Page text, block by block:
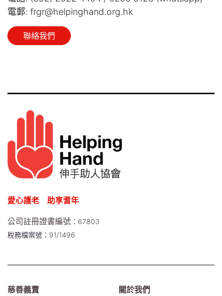
電郵: frgr@helpinghand.org.hk
聯絡我們
愛心護老 助享耆年
公司註冊證書編號 ：67803
稅務檔案號：91/1496
慈善義賣 關於我們